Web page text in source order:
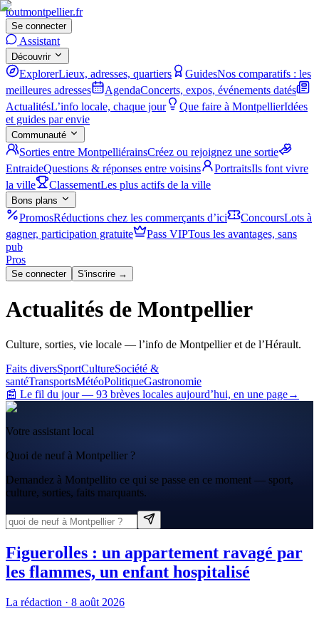
toutmontpellier.fr
Se connecter
Assistant
Découvrir
ExplorerLieux, adresses, quartiers GuidesNos comparatifs : les
meilleures adresses
AgendaConcerts, expos, événements datés
ActualitésL’info locale, chaque jour Que faire à MontpellierIdées
et guides par envie
Communauté
Sorties entre MontpelliérainsCréez ou rejoignez une sortie
EntraideQuestions & réponses entre voisins PortraitsIls font vivre
la ville
ClassementLes plus actifs de la ville
Bons plans
PromosRéductions chez les commerçants d’ici ConcoursLots à
gagner, participation gratuite
Pass VIPTous les avantages, sans
pub
Pros
Se connecter S'inscrire →
Actualités de Montpellier
Culture, sorties, vie locale — l’info de Montpellier et de l’Hérault.
Faits diversSportCultureSociété &
santéTransportsMétéoPolitiqueGastronomie
📰 Le fil du jour— 93 brèves locales aujourd’hui, en une page→
Votre assistant local
Quoi de neuf à Montpellier ?
Demandez à Montpellito ce qui se passe en ce moment — sport,
culture, sorties, faits marquants.
Figuerolles : un appartement ravagé par
les flammes, un enfant hospitalisé
La rédaction · 8 août 2026